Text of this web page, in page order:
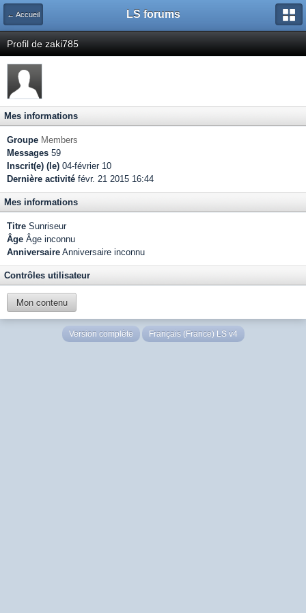
← Accueil LS forums
Profil de zaki785
Mes informations
Groupe Members
Messages 59
Inscrit(e) (le) 04-février 10
Dernière activité févr. 21 2015 16:44
Mes informations
Titre Sunriseur
Âge Âge inconnu
Anniversaire Anniversaire inconnu
Contrôles utilisateur
Mon contenu
Version complète Français (France) LS v4